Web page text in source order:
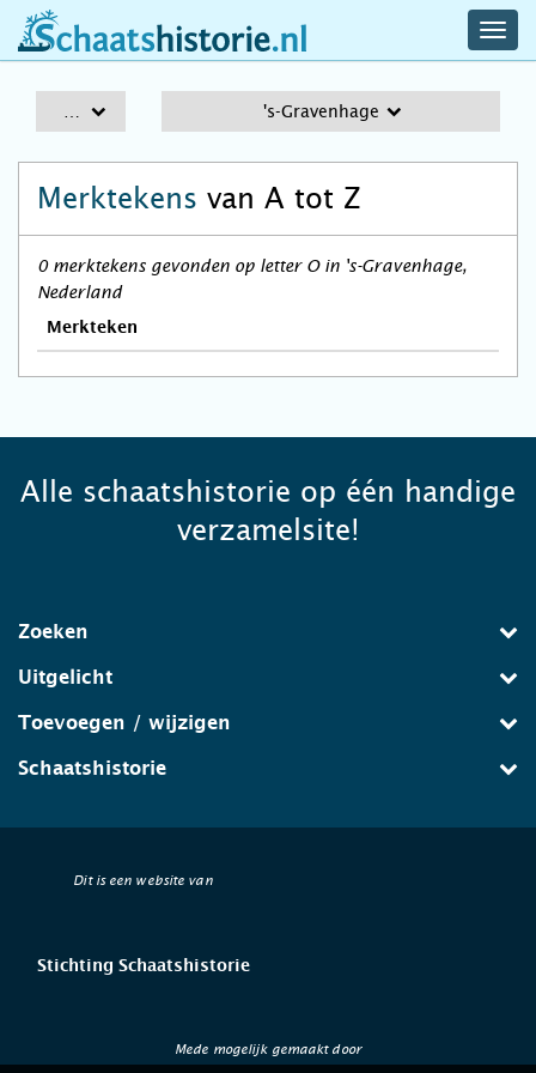
schaatshistorie.nl
's-Gravenhage
Merktekens van A tot Z
0 merktekens gevonden op letter O in 's-Gravenhage,
Nederland
Merkteken
Alle schaatshistorie op één handige
verzamelsite!
Zoeken
Uitgelicht
Toevoegen / wijzigen
Schaatshistorie
Dit is een website van
Stichting Schaatshistorie
Mede mogelijk gemaakt door